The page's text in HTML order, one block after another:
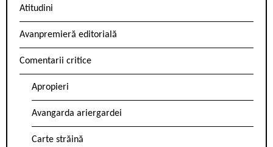
Atitudini
Avanpremieră editorială
Comentarii critice
Apropieri
Avangarda ariergardei
Carte străină